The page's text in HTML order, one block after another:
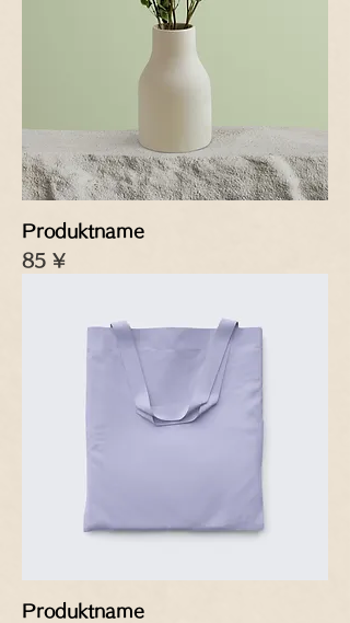
Produktname
Preis
85 ¥
Produktname